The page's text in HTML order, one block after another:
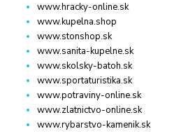
www.hracky-online.sk
www.kupelna.shop
www.stonshop.sk
www.sanita-kupelne.sk
www.skolsky-batoh.sk
www.sportaturistika.sk
www.potraviny-online.sk
www.zlatnictvo-online.sk
www.rybarstvo-kamenik.sk